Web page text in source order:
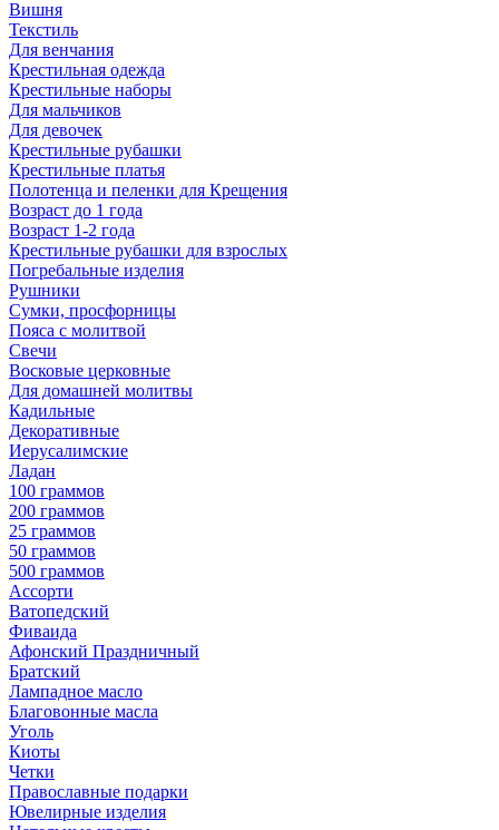
Вишня
Текстиль
Для венчания
Крестильная одежда
Крестильные наборы
Для мальчиков
Для девочек
Крестильные рубашки
Крестильные платья
Полотенца и пеленки для Крещения
Возраст до 1 года
Возраст 1-2 года
Крестильные рубашки для взрослых
Погребальные изделия
Рушники
Сумки, просфорницы
Пояса с молитвой
Свечи
Восковые церковные
Для домашней молитвы
Кадильные
Декоративные
Иерусалимские
Ладан
100 граммов
200 граммов
25 граммов
50 граммов
500 граммов
Ассорти
Ватопедский
Фиваида
Афонский Праздничный
Братский
Лампадное масло
Благовонные масла
Уголь
Киоты
Четки
Православные подарки
Ювелирные изделия